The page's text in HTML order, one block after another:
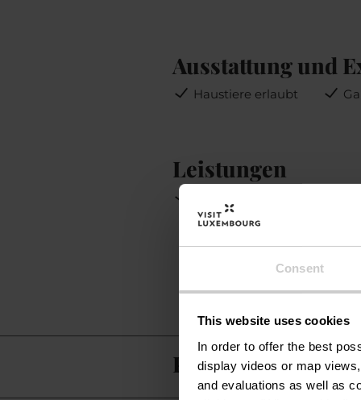
Consent
This website uses cookies
In order to offer the best
display videos or map
and evaluations as well as
Ausstattung und
Haustiere erlaubt
Leistungen
Praktische